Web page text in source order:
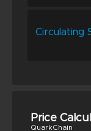
Circulating
Price
QuarkChain